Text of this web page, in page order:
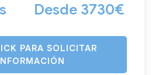
Desde 3730€
PARA SOLICITAR